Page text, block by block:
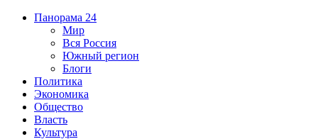
Панорама 24
Мир
Вся Россия
Южный регион
Блоги
Политика
Экономика
Общество
Власть
Культура